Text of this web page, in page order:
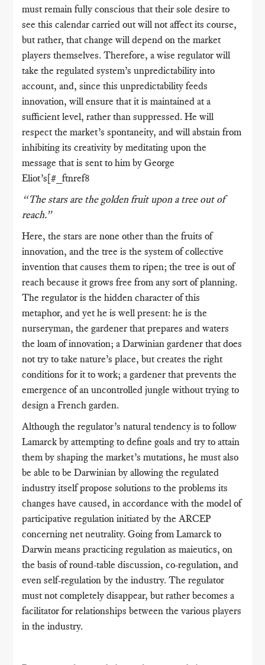
must remain fully conscious that their sole desire to
see this calendar carried out will not affect its course,
but rather, that change will depend on the market
players themselves. Therefore, a wise regulator will
take the regulated system’s unpredictability into
account, and, since this unpredictability feeds
innovation, will ensure that it is maintained at a
sufficient level, rather than suppressed. He will
respect the market’s spontaneity, and will abstain from
inhibiting its creativity by meditating upon the
message that is sent to him by George
Eliot’s[#_ftnref8
“The stars are the golden fruit upon a tree out of
reach.”
Here, the stars are none other than the fruits of
innovation, and the tree is the system of collective
invention that causes them to ripen; the tree is out of
reach because it grows free from any sort of planning.
The regulator is the hidden character of this
metaphor, and yet he is well present: he is the
nurseryman, the gardener that prepares and waters
the loam of innovation; a Darwinian gardener that does
not try to take nature’s place, but creates the right
conditions for it to work; a gardener that prevents the
emergence of an uncontrolled jungle without trying to
design a French garden.
Although the regulator’s natural tendency is to follow
Lamarck by attempting to define goals and try to attain
them by shaping the market’s mutations, he must also
be able to be Darwinian by allowing the regulated
industry itself propose solutions to the problems its
changes have caused, in accordance with the model of
participative regulation initiated by the ARCEP
concerning net neutrality. Going from Lamarck to
Darwin means practicing regulation as maieutics, on
the basis of round-table discussion, co-regulation, and
even self-regulation by the industry. The regulator
must not completely disappear, but rather becomes a
facilitator for relationships between the various players
in the industry.